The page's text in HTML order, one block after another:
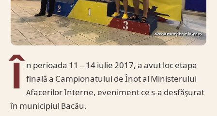
Î n perioada 11 – 14 iulie 2017, a avut loc etapa
finală a Campionatului de Înot al Ministerului
Afacerilor Interne, eveniment ce s-a desfăşurat
în municipiul Bacău.